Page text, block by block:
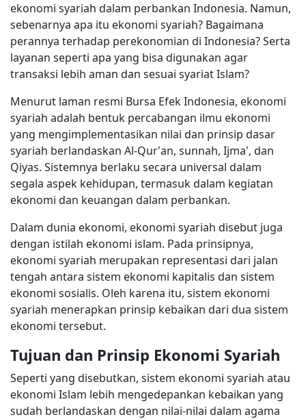
ekonomi syariah dalam perbankan Indonesia. Namun,
sebenarnya apa itu ekonomi syariah? Bagaimana
perannya terhadap perekonomian di Indonesia? Serta
layanan seperti apa yang bisa digunakan agar
transaksi lebih aman dan sesuai syariat Islam?
Menurut laman resmi Bursa Efek Indonesia, ekonomi
syariah adalah bentuk percabangan ilmu ekonomi
yang mengimplementasikan nilai dan prinsip dasar
syariah berlandaskan Al-Qur’an, sunnah, Ijma’, dan
Qiyas. Sistemnya berlaku secara universal dalam
segala aspek kehidupan, termasuk dalam kegiatan
ekonomi dan keuangan dalam perbankan.
Dalam dunia ekonomi, ekonomi syariah disebut juga
dengan istilah ekonomi islam. Pada prinsipnya,
ekonomi syariah merupakan representasi dari jalan
tengah antara sistem ekonomi kapitalis dan sistem
ekonomi sosialis. Oleh karena itu, sistem ekonomi
syariah menerapkan prinsip kebaikan dari dua sistem
ekonomi tersebut.
Tujuan dan Prinsip Ekonomi Syariah
Seperti yang disebutkan, sistem ekonomi syariah atau
ekonomi Islam lebih mengedepankan kebaikan yang
sudah berlandaskan dengan nilai-nilai dalam agama